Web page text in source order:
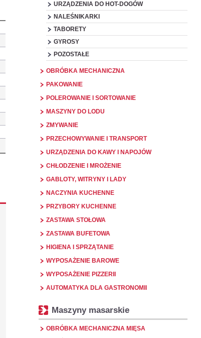
URZĄDZENIA DO HOT-DOGÓW
NALEŚNIKARKI
TABORETY
GYROSY
POZOSTAŁE
OBRÓBKA MECHANICZNA
PAKOWANIE
POLEROWANIE I SORTOWANIE
MASZYNY DO LODU
ZMYWANIE
PRZECHOWYWANIE I TRANSPORT
URZĄDZENIA DO KAWY I NAPOJÓW
CHŁODZENIE I MROŻENIE
GABLOTY, WITRYNY I LADY
NACZYNIA KUCHENNE
PRZYBORY KUCHENNE
ZASTAWA STOŁOWA
ZASTAWA BUFETOWA
HIGIENA I SPRZĄTANIE
WYPOSAŻENIE BAROWE
WYPOSAŻENIE PIZZERII
AUTOMATYKA DLA GASTRONOMII
Maszyny masarskie
OBRÓBKA MECHANICZNA MIĘSA